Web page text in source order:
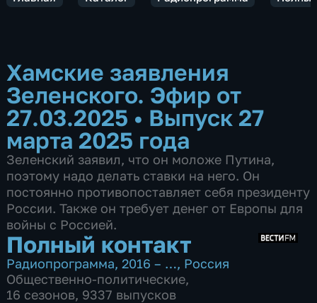
Хамские заявления
Зеленского. Эфир от
27.03.2025 • Выпуск 27
марта 2025 года
Зеленский заявил, что он моложе Путина,
поэтому надо делать ставки на него. Он
постоянно противопоставляет себя президенту
России. Также он требует денег от Европы для
войны с Россией.
Полный контакт
Радиопрограмма,2016 – …, Россия
Общественно-политические,
16 сезонов, 9337 выпусков